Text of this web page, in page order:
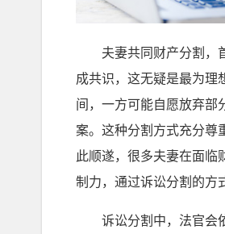
夫妻共同财产分割，首
成共识，这无疑是最为理
间，一方可能自愿放弃部
案。这种分割方式充分尊
此顺遂，很多夫妻在面
制力，通过诉讼分割的方
诉讼分割中，法官会依